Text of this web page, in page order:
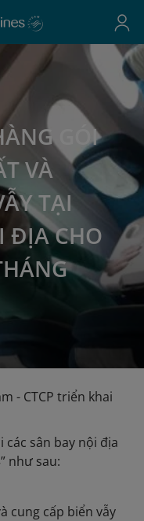
GÓI
VÀ
TẠI
ĐỊA CHO
- CTCP triển khai
các sân bay nội địa
như sau:
cung cấp biển vẫy